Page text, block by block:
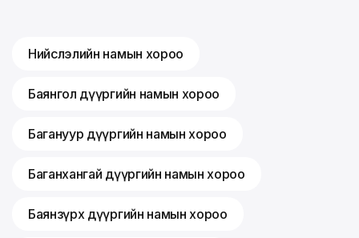
Нийслэлийн намын хороо
Баянгол дүүргийн намын хороо
Багануур дүүргийн намын хороо
Баганхангай дүүргийн намын хороо
Баянзүрх дүүргийн намын хороо